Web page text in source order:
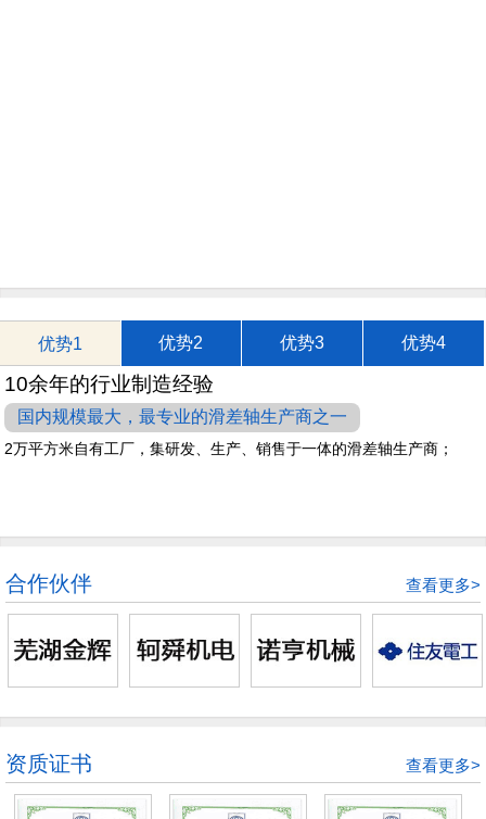
优势1 优势2 优势3 优势4
10余年的行业制造经验
国内规模最大，最专业的滑差轴生产商之一
2万平方米自有工厂，集研发、生产、销售于一体的滑差轴生产商；
合作伙伴 查看更多>
资质证书 查看更多>